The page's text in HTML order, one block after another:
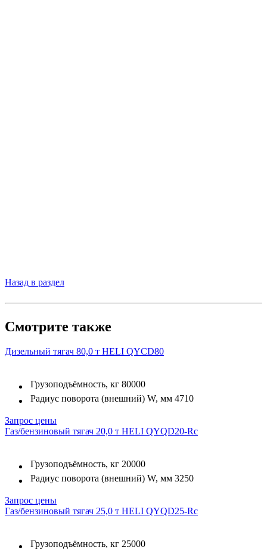
Назад в раздел
Смотрите также
Дизельный тягач 80,0 т HELI QYCD80
Грузоподъёмность, кг 80000
Радиус поворота (внешний) W, мм 4710
Запрос цены
Газ/бензиновый тягач 20,0 т HELI QYQD20-Rc
Грузоподъёмность, кг 20000
Радиус поворота (внешний) W, мм 3250
Запрос цены
Газ/бензиновый тягач 25,0 т HELI QYQD25-Rc
Грузоподъёмность, кг 25000